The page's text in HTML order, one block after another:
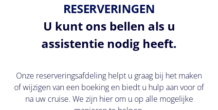
RESERVERINGEN
U kunt ons bellen als u
assistentie nodig heeft.
Onze reserveringsafdeling helpt u graag bij het maken
of wijzigen van een boeking en biedt u hulp aan voor of
na uw cruise. We zijn hier om u op alle mogelijke